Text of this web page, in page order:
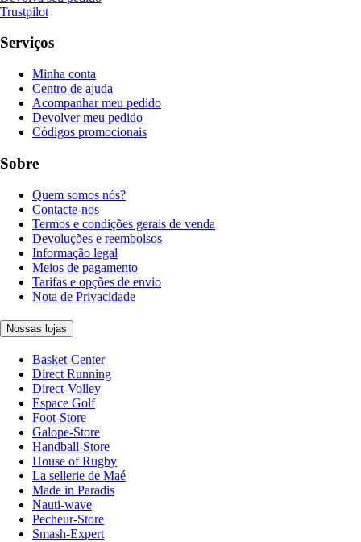
Trustpilot
Serviços
Minha conta
Centro de ajuda
Acompanhar meu pedido
Devolver meu pedido
Códigos promocionais
Sobre
Quem somos nós?
Contacte-nos
Termos e condições gerais de venda
Devoluções e reembolsos
Informação legal
Meios de pagamento
Tarifas e opções de envio
Nota de Privacidade
Nossas lojas
Basket-Center
Direct Running
Direct-Volley
Espace Golf
Foot-Store
Galope-Store
Handball-Store
House of Rugby
La sellerie de Maé
Made in Paradis
Nauti-wave
Pecheur-Store
Smash-Expert